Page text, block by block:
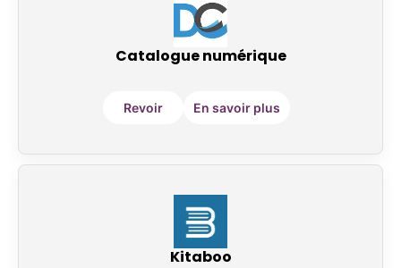
Catalogue numérique
Revoir En savoir plus
Kitaboo